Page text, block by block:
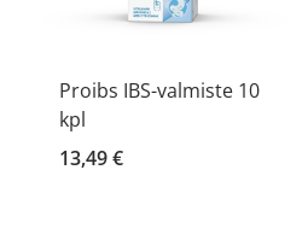
Proibs IBS-valmiste 10
kpl
13,49 €